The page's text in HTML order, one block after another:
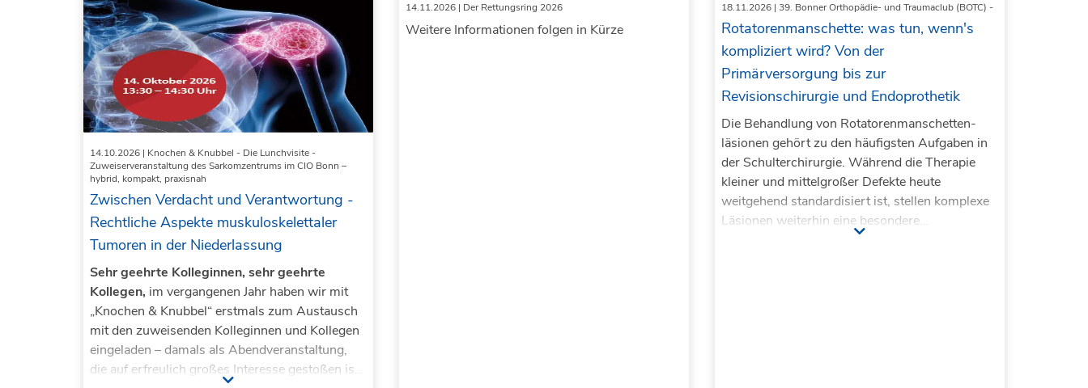
14.10.2026 | Knochen & Knubbel - Die Lunchvisite -
Zuweiserveranstaltung des Sarkomzentrums im CIO Bonn –
hybrid, kompakt, praxisnah
Zwischen Verdacht und Verantwortung -
Rechtliche Aspekte muskuloskelettaler
Tumoren in der Niederlassung
Sehr geehrte Kolleginnen, sehr geehrte
Kollegen, im vergangenen Jahr haben wir mit
„Knochen & Knubbel“ erstmals zum Austausch
mit den zuweisenden Kolleginnen und Kollegen
eingeladen – damals als Abendveranstaltung,
die auf erfreulich großes Interesse gestoßen ist.
14.11.2026 | Der Rettungsring 2026
Weitere Informationen folgen in Kürze
18.11.2026 | 39. Bonner Orthopädie- und Traumaclub (BOTC) -
Rotatorenmanschette: was tun, wenn's
kompliziert wird? Von der
Primärversorgung bis zur
Revisionschirurgie und Endoprothetik
Die Behandlung von Rotatorenmanschetten-
läsionen gehört zu den häufigsten Aufgaben in
der Schulterchirurgie. Während die Therapie
kleiner und mittelgroßer Defekte heute
weitgehend standardisiert ist, stellen komplexe
Läsionen weiterhin eine besondere
Herausforderung dar. Große und massive